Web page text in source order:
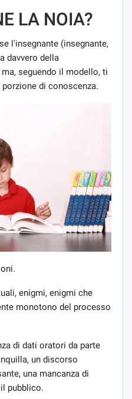
LA NOIA?
l'insegnante (insegnante,
davvero della
seguendo il modello, ti
di conoscenza.
enigmi, enigmi che
monotono del processo
di dati oratori da parte
un discorso
una mancanza di
pubblico.